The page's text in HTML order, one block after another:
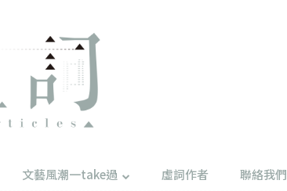
文藝風潮一take過 虛詞作者
聯絡我們